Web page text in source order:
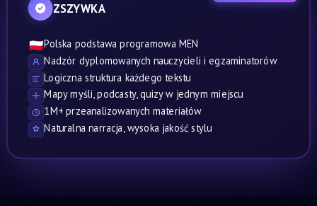
ZSZYWKA
🇵🇱Polska podstawa programowa MEN
Nadzór dyplomowanych nauczycieli i egzaminatorów
Logiczna struktura każdego tekstu
Mapy myśli, podcasty, quizy w jednym miejscu
1M+ przeanalizowanych materiałów
Naturalna narracja, wysoka jakość stylu